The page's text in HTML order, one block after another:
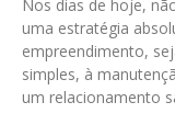
Nos dias de hoje,
uma estratégia
empreendimento,
simples, à
um relacionamento